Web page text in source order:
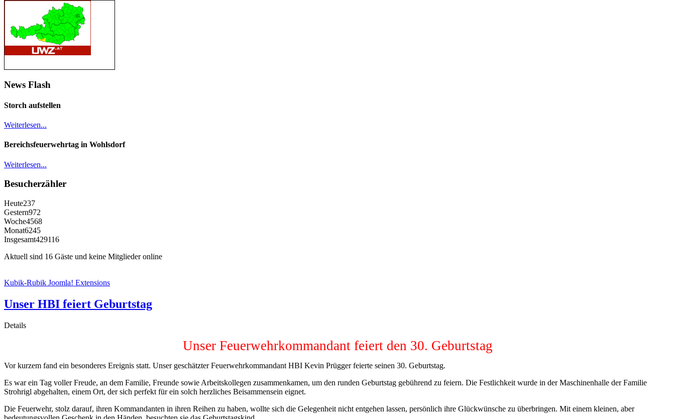
News Flash
Storch aufstellen
Weiterlesen...
Bereichsfeuerwehrtag in Wohlsdorf
Weiterlesen...
Besucherzähler
Heute237
Gestern972
Woche4568
Monat6245
Insgesamt429116
Aktuell sind 16 Gäste und keine Mitglieder online
Kubik-Rubik Joomla! Extensions
Unser HBI feiert Geburtstag
Details
Unser Feuerwehrkommandant feiert den 30. Geburtstag
Vor kurzem fand ein besonderes Ereignis statt. Unser geschätzter Feuerwehrkommandant HBI Kevin Prügger feierte seinen 30. Geburtstag.
Es war ein Tag voller Freude, an dem Familie, Freunde sowie Arbeitskollegen zusammenkamen, um den runden Geburtstag gebührend zu feiern. Die Festlichkeit wurde in der Maschinenhalle der Familie
Strohrigl abgehalten, einem Ort, der sich perfekt für ein solch herzliches Beisammensein eignet.
Die Feuerwehr, stolz darauf, ihren Kommandanten in ihren Reihen zu haben, wollte sich die Gelegenheit nicht entgehen lassen, persönlich ihre Glückwünsche zu überbringen. Mit einem kleinen, aber